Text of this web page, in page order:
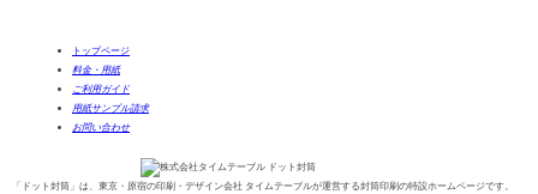
「ドット封筒」は、東京・原宿の印刷・デザイン会社 タイムテーブルが運営する封筒印刷の特設ホームページです。
トップページ
料金・用紙
ご利用ガイド
用紙サンプル請求
お問い合わせ